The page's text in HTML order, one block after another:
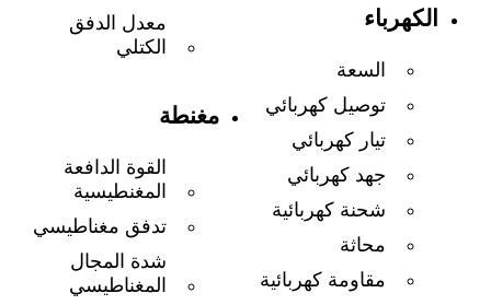
الكهرباء
السعة
توصيل كهربائي
تيار كهربائي
جهد كهربائي
شحنة كهربائية
محاثة
مقاومة كهربائية
معدل الدفق
الكتلي
مغنطة
القوة الدافعة
المغنطيسية
تدفق مغناطيسي
شدة المجال
المغناطيسي